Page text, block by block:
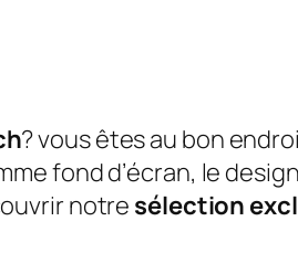
? vous êtes au bon
fond d’écran, le
notresélection